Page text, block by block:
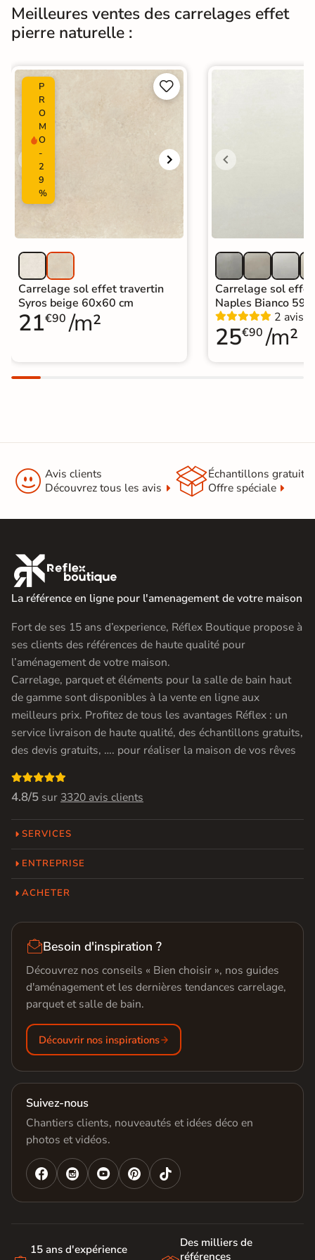
Normes Certification CE
Origine
Catégories
Carrelage effet pierre intérieur
Carrelage Gris
Carrelage 30x60 cm
identique
Carrelage salon moderne
Carrelage Chambre
|Carrelage WC
Meilleures ventes des carrelages effet
pierre naturelle :
P
R
O
M
O
-
2
9
%


Carrelage sol effet travertin
Syros beige 60x60 cm
21€90 /m²
Carrelage sol
Naples Bianco
2 avis
25€90 /m²
 Avis clients
Découvrez tous les avis
Échantillons gratuit
Offre spéciale

La référence en ligne pour l'amenagement de votre maison
Fort de ses 15 ans d’experience, Réflex Boutique propose à
ses clients des références de haute qualité pour
l’aménagement de votre maison.
Carrelage, parquet et éléments pour la salle de bain haut
de gamme sont disponibles à la vente en ligne aux
meilleurs prix. Profitez de tous les avantages Réflex : un
service livraison de haute qualité, des échantillons gratuits,
des devis gratuits, …. pour réaliser la maison de vos rêves

4.8/5 sur 3320 avis clients
SERVICES
ENTREPRISE
ACHETER
Besoin d'inspiration ?
Découvrez nos conseils « Bien choisir », nos guides
d'aménagement et les dernières tendances carrelage,
parquet et salle de bain.
Découvrir nos inspirations
Suivez-nous
Chantiers clients, nouveautés et idées déco en
photos et vidéos.
   
15 ans d'expérience
Des milliers de
références